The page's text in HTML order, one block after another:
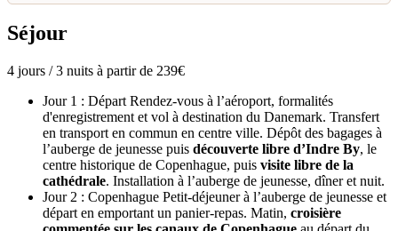
Séjour
4 jours / 3 nuits à partir de 239€
Jour 1 : Départ Rendez-vous à l’aéroport, formalités
d'enregistrement et vol à destination du Danemark. Transfert
en transport en commun en centre ville. Dépôt des bagages à
l’auberge de jeunesse puis découverte libre d’Indre By, le
centre historique de Copenhague, puis visite libre de la
cathédrale. Installation à l’auberge de jeunesse, dîner et nuit.
Jour 2 : Copenhague Petit-déjeuner à l’auberge de jeunesse et
départ en emportant un panier-repas. Matin, croisière